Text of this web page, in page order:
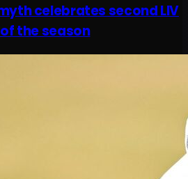
celebrates second LIV
the season